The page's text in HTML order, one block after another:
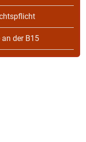
der B15